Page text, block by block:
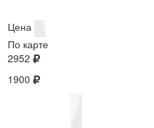
Цена
По карте
2952
1900